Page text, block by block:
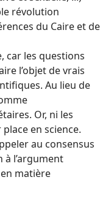
révolution
du Caire et de
car les questions
l’objet de vrais
Au lieu de
Or, ni les
en science.
au consensus
à l’argument
matière